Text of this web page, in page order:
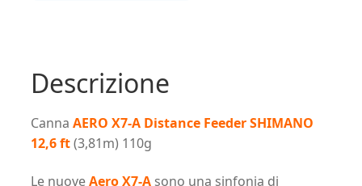
Feeder
SHIMANO
(3,81m)
110g
Descrizione
Canna AERO X7-A Distance Feeder SHIMANO
12,6 ft(3,81m) 110g
Le nuoveAero X7-Asono una sinfonia di